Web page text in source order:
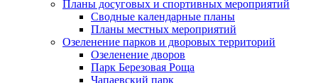
Планы досуговых и спортивных мероприятий
Сводные календарные планы
Планы местных мероприятий
Озеленение парков и дворовых территорий
Озеленение дворов
Парк Березовая Роща
Чапаевский парк